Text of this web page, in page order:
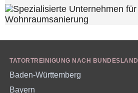
TATORTREINIGUNG NACH BUNDESLAND
Baden-Württemberg
Bayern